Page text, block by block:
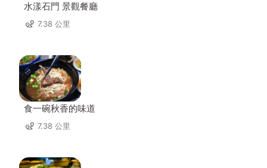
水漾石門 景觀餐廳
7.38 公里
食一碗秋香的味道
7.38 公里